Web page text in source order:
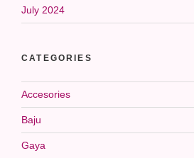
July 2024
CATEGORIES
Accesories
Baju
Gaya